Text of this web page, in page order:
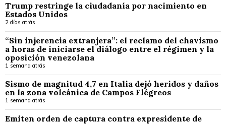
Trump restringe la ciudadanía por nacimiento en
Estados Unidos
2 días atrás
“Sin injerencia extranjera”: el reclamo del chavismo
a horas de iniciarse el diálogo entre el régimen y la
oposición venezolana
1 semana atrás
Sismo de magnitud 4,7 en Italia dejó heridos y daños
en la zona volcánica de Campos Flégreos
1 semana atrás
Emiten orden de captura contra expresidente de